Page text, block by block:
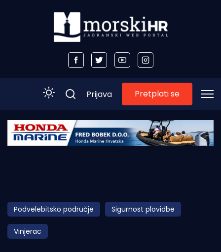
Početna
Obala
Otoci
Turizam i nautika
Prijava Pretplati se
Podvelebitsko područje Sigurnost plovidbe
Vinjerac